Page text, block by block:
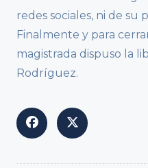
redes sociales, ni de su
Finalmente y para
magistrada dispuso la
Rodríguez.